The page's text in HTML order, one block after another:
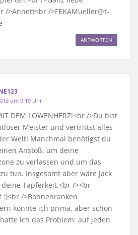
/>Annett<br />FEKAMueller@t-
ANTWORTEN
um 9:19 Uhr
DEM LÖWENHERZ!<br />Du bist
Meister und vertrittst alles
Welt! Manchmal benötigst du
Anstoß, um deine
zu verlassen und um das
tun. Insgesamt aber wäre Jack
Tapferkeit.<br /><br
:)<br />Bohnenranken
könnte ich prima, aber schon
ich das Problem: auf jeden